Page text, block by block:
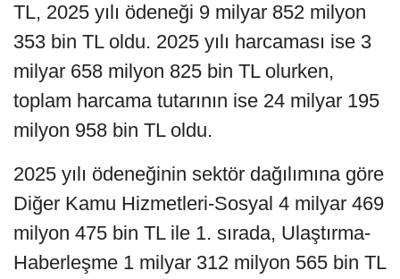
TL, 2025 yılı ödeneği 9 milyar 852 milyon
353 bin TL oldu. 2025 yılı harcaması ise 3
milyar 658 milyon 825 bin TL olurken,
toplam harcama tutarının ise 24 milyar 195
milyon 958 bin TL oldu.
2025 yılı ödeneğinin sektör dağılımına göre
Diğer Kamu Hizmetleri-Sosyal 4 milyar 469
milyon 475 bin TL ile 1. sırada, Ulaştırma-
Haberleşme 1 milyar 312 milyon 565 bin TL